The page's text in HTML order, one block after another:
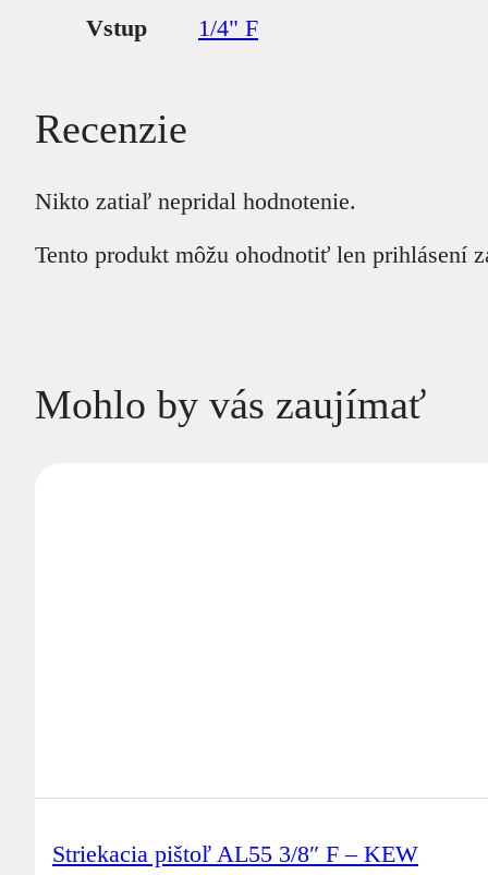
Vstup 1/4" F
Recenzie
Nikto zatiaľ nepridal hodnotenie.
Tento produkt môžu ohodnotiť len prihlásení
Mohlo by vás zaujímať
Striekacia pištoľ AL55 3/8″ F – KEW